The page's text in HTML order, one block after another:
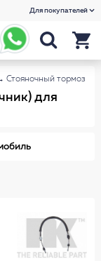
Для покупателей
Стояночный тормоз
для